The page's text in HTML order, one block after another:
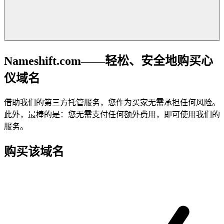
Nameshift.com——轻松、安全地购买心
仪域名
借助我们的第三方托管服务，您作为买家无需承担任何风险。
此外，最棒的是：您无需支付任何额外费用，即可使用我们的
服务。
购买该域名